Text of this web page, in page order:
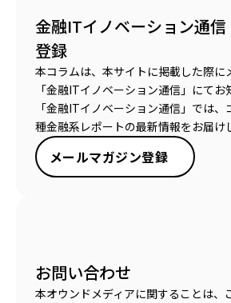
金融ITイノベーション通信
登録
本コラムは、本サイトに掲載した際に
「金融ITイノベーション通信」にてお
「金融ITイノベーション通信」では
種金融系レポートの最新情報をお届け
メールマガジン登録
お問い合わせ
本オウンドメディアに関することは、